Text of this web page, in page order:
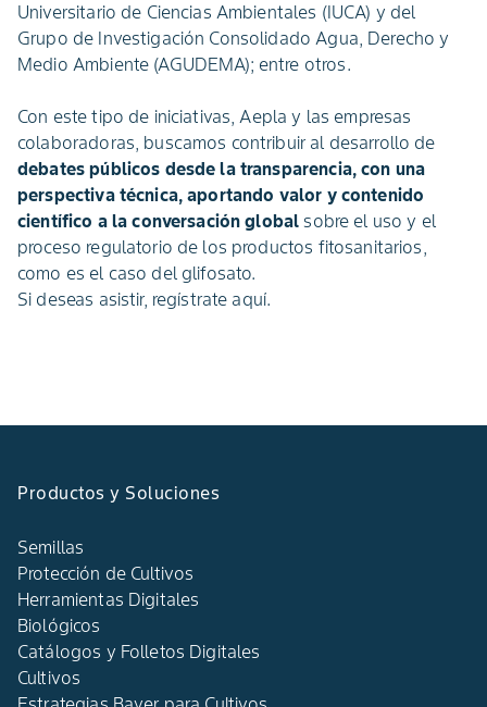
Universitario de Ciencias Ambientales (IUCA) y del
Grupo de Investigación Consolidado Agua, Derecho y
Medio Ambiente (AGUDEMA); entre otros.
Con este tipo de iniciativas, Aepla y las empresas
colaboradoras, buscamos contribuir al desarrollo de
debates públicos desde la transparencia, con una
perspectiva técnica, aportando valor y contenido
científico a la conversación global sobre el uso y el
proceso regulatorio de los productos fitosanitarios,
como es el caso del glifosato.
Si deseas asistir, regístrate aquí.
Productos y Soluciones
Semillas
Protección de Cultivos
Herramientas Digitales
Biológicos
Catálogos y Folletos Digitales
Cultivos